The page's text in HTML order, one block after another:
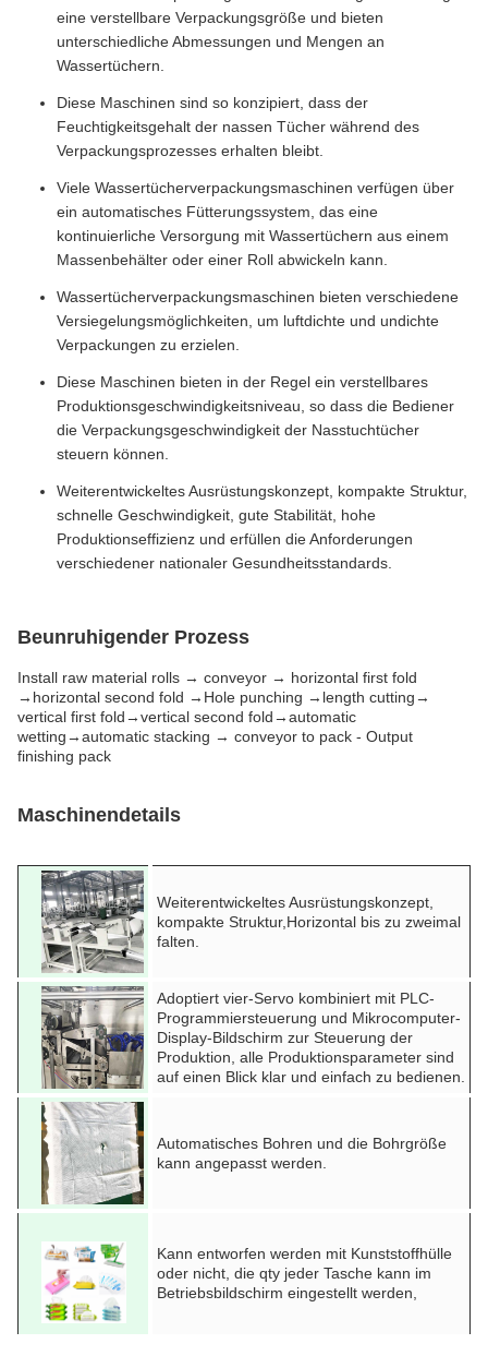
eine verstellbare Verpackungsgröße und bieten
unterschiedliche Abmessungen und Mengen an
Wassertüchern.
Diese Maschinen sind so konzipiert, dass der
Feuchtigkeitsgehalt der nassen Tücher während des
Verpackungsprozesses erhalten bleibt.
Viele Wassertücherverpackungsmaschinen verfügen über
ein automatisches Fütterungssystem, das eine
kontinuierliche Versorgung mit Wassertüchern aus einem
Massenbehälter oder einer Roll abwickeln kann.
Wassertücherverpackungsmaschinen bieten verschiedene
Versiegelungsmöglichkeiten, um luftdichte und undichte
Verpackungen zu erzielen.
Diese Maschinen bieten in der Regel ein verstellbares
Produktionsgeschwindigkeitsniveau, so dass die Bediener
die Verpackungsgeschwindigkeit der Nasstuchtücher
steuern können.
Weiterentwickeltes Ausrüstungskonzept, kompakte Struktur,
schnelle Geschwindigkeit, gute Stabilität, hohe
Produktionseffizienz und erfüllen die Anforderungen
verschiedener nationaler Gesundheitsstandards.
Beunruhigender Prozess
Install raw material rolls → conveyor → horizontal first fold
→horizontal second fold →Hole punching →length cutting→
vertical first fold→vertical second fold→automatic
wetting→automatic stacking → conveyor to pack - Output
finishing pack
Maschinendetails
Weiterentwickeltes Ausrüstungskonzept,
kompakte Struktur, Horizontal bis zu zweimal
falten.
Adoptiert vier-Servo kombiniert mit PLC-
Programmiersteuerung und Mikrocomputer-
Display-Bildschirm zur Steuerung der
Produktion, alle Produktionsparameter sind
auf einen Blick klar und einfach zu bedienen.
Automatisches Bohren und die Bohrgröße
kann angepasst werden.
Kann entworfen werden mit Kunststoffhülle
oder nicht, die qty jeder Tasche kann im
Betriebsbildschirm eingestellt werden,